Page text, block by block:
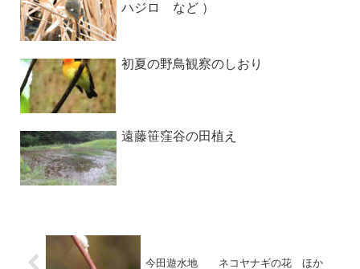
ハジロ など ）
初夏の野鳥観察のしおり
遠藤笹窪谷の田植え
今田遊水地 ネコヤナギの花 ほか